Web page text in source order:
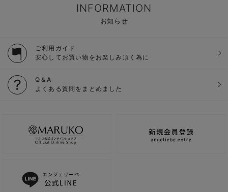
INFORMATION
お知らせ
ご利用ガイド
安心してお買い物をお楽しみ頂く為に
Q＆A
よくある質問をまとめました